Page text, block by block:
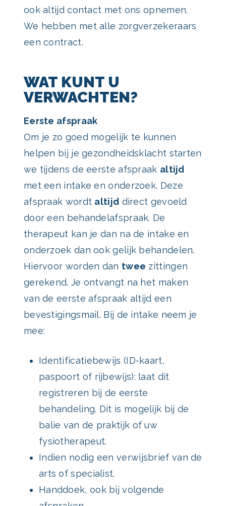
ook altijd contact met ons opnemen.
We hebben met alle zorgverzekeraars
een contract.
WAT KUNT U
VERWACHTEN?
Eerste afspraak
Om je zo goed mogelijk te kunnen
helpen bij je gezondheidsklacht starten
we tijdens de eerste afspraak altijd
met een intake en onderzoek. Deze
afspraak wordt altijd direct gevoeld
door een behandelafspraak. De
therapeut kan je dan na de intake en
onderzoek dan ook gelijk behandelen.
Hiervoor worden dan twee zittingen
gerekend. Je ontvangt na het maken
van de eerste afspraak altijd een
bevestigingsmail. Bij de intake neem je
mee:
Identificatiebewijs (ID-kaart,
paspoort of rijbewijs): laat dit
registreren bij de eerste
behandeling. Dit is mogelijk bij de
balie van de praktijk of uw
fysiotherapeut.
Indien nodig een verwijsbrief van de
arts of specialist.
Handdoek, ook bij volgende